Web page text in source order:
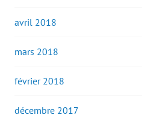
avril 2018
mars 2018
février 2018
décembre 2017